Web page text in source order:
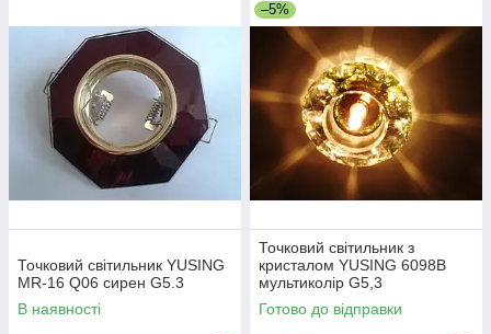
Точковий світильник YUSING
MR-16 Q06 сирен G5.3
В наявності
–5%
Точковий світильник з
кристалом YUSING 6098B
мультиколір G5,3
Готово до відправки